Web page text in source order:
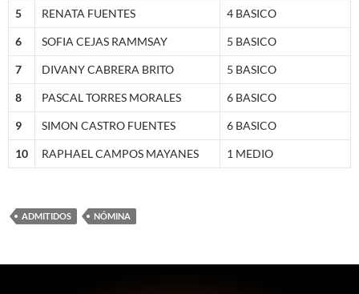
5 RENATA FUENTES 4 BASICO
6 SOFIA CEJAS RAMMSAY 5 BASICO
7 DIVANY CABRERA BRITO 5 BASICO
8 PASCAL TORRES MORALES 6 BASICO
9 SIMON CASTRO FUENTES 6 BASICO
10 RAPHAEL CAMPOS MAYANES 1 MEDIO
ADMITIDOS NÓMINA